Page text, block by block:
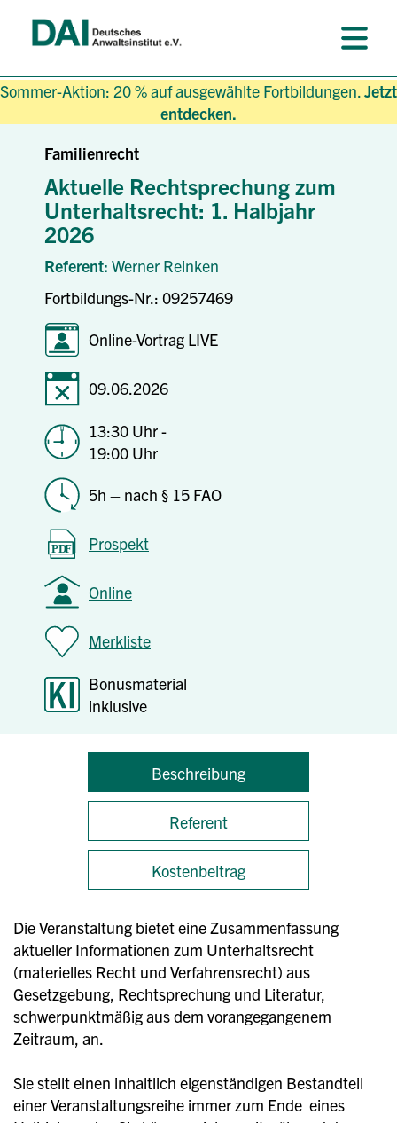
Sommer-Aktion: 20 % auf ausgewählte Fortbildungen.Jetzt
entdecken.
Familienrecht
Aktuelle Rechtsprechung zum
Unterhaltsrecht: 1. Halbjahr
2026
Referent: Werner Reinken
Fortbildungs-Nr.: 09257469
Online-Vortrag LIVE
09.06.2026
13:30 Uhr -
19:00 Uhr
5h – nach § 15 FAO
Prospekt
Online
Merkliste
Bonusmaterial
inklusive
Beschreibung
Referent
Kostenbeitrag
Die Veranstaltung bietet eine Zusammenfassung
aktueller Informationen zum Unterhaltsrecht
(materielles Recht und Verfahrensrecht) aus
Gesetzgebung, Rechtsprechung und Literatur,
schwerpunktmäßig aus dem vorangegangenem
Zeitraum, an.
Sie stellt einen inhaltlich eigenständigen Bestandteil
einer Veranstaltungsreihe immer zum Ende eines